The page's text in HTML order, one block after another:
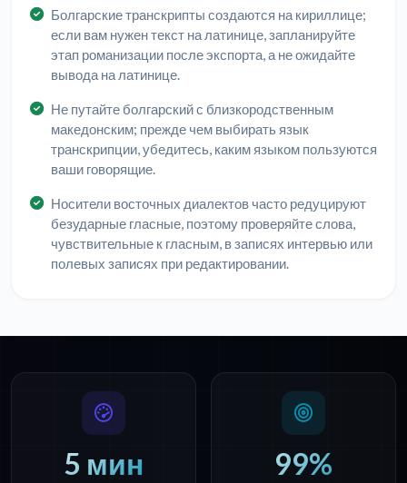
Болгарские транскрипты создаются на кириллице;
если вам нужен текст на латинице, запланируйте
этап романизации после экспорта, а не ожидайте
вывода на латинице.
Не путайте болгарский с близкородственным
македонским; прежде чем выбирать язык
транскрипции, убедитесь, каким языком пользуются
ваши говорящие.
Носители восточных диалектов часто редуцируют
безударные гласные, поэтому проверяйте слова,
чувствительные к гласным, в записях интервью или
полевых записях при редактировании.
5 мин 99%